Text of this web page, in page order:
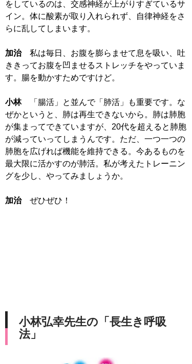
をしているのは、交感神経が上がりすぎているサ
イン。体に酸素が取り入れられず、自律神経をさ
らに乱してしまいます。
加治私は毎日、お腹を膨らませて息を吸い、吐
ききってお腹を凹ませるストレッチをやっていま
す。腸を動かすためですけど。
小林「腸活」と並んで「肺活」も重要です。な
ぜかというと、肺は再生できないから。肺は肺胞
が集まってできていますが、20代を超えると肺胞
が減っていってしまうんです。ただ、一つ一つの
肺胞を広げれば機能を維持できる。今あるものを
最大限に活かすのが肺活。私が考えたトレーニン
グを少し、やってみましょうか。
加治ぜひぜひ！
小林弘幸先生の「長生き呼吸
法」